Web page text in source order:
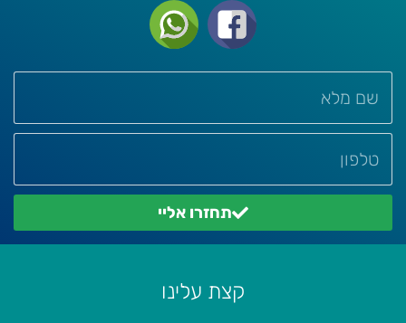
תחזרו אליי
קצת עלינו